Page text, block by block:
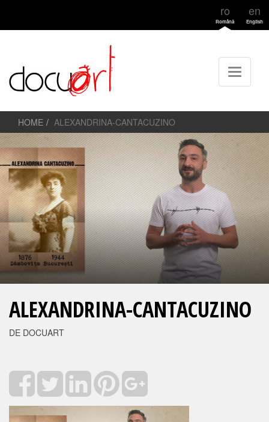
ro
Română
en
English
HOME ALEXANDRINA-CANTACUZINO
ALEXANDRINA-CANTACUZINO
DE DOCUART